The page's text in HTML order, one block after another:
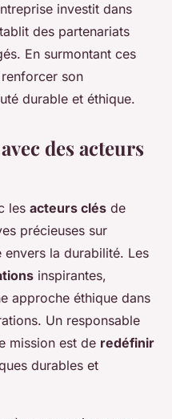
investit dans
des partenariats
En surmontant ces
son
durable et éthique.
des acteurs
les acteurs clés de
précieuses sur
la durabilité. Les
inspirantes,
approche éthique dans
Un responsable
mission est de redéfinir
durables et